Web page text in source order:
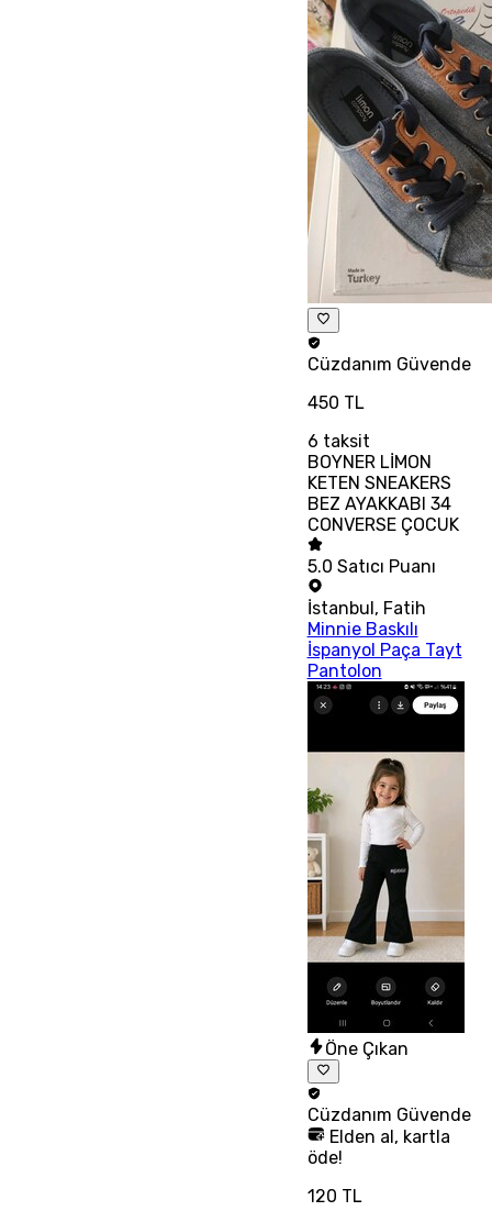
Cüzdanım Güvende
450 TL
6 taksit
BOYNER LİMON
KETEN SNEAKERS
BEZ AYAKKABI 34
CONVERSE ÇOCUK
5.0 Satıcı Puanı
İstanbul, Fatih
Minnie Baskılı
İspanyol Paça Tayt
Pantolon
Öne Çıkan
Cüzdanım Güvende
Elden al, kartla
öde!
120 TL